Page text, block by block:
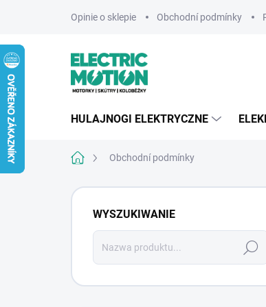
Opinie o sklepie Obchodní podmínky
HULAJNOGI ELEKTRYCZNE
Home Obchodní podmínky
P
o
WYSZUKIWANIE
Szukaj